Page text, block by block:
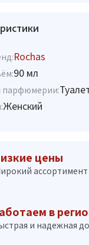
Rochas
90 мл
парфюмерии:
Женский
цены
в
и надежная